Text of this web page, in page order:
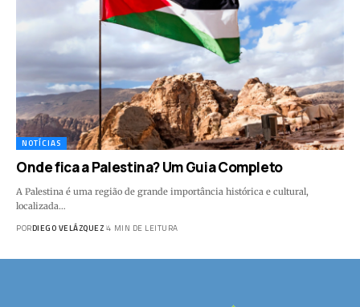
NOTÍCIAS
Onde fica a Palestina? Um Guia Completo
A Palestina é uma região de grande importância histórica e cultural,
localizada…
PORDIEGO VELÁZQUEZ 4 MIN DE LEITURA